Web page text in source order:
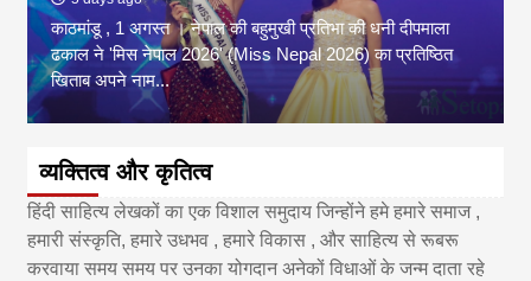
काठमांडू , 1 अगस्त । नेपाल की बहुमुखी प्रतिभा की धनी दीपमाला
ढकाल ने 'मिस नेपाल 2026' (Miss Nepal 2026) का प्रतिष्ठित
खिताब अपने नाम...
व्यक्तित्व और कृतित्व
हिंदी साहित्य लेखकों का एक विशाल समुदाय जिन्होंने हमे हमारे समाज ,
हमारी संस्कृति, हमारे उधभव , हमारे विकास , और साहित्य से रूबरू
करवाया समय समय पर उनका योगदान अनेकों विधाओं के जन्म दाता रहे